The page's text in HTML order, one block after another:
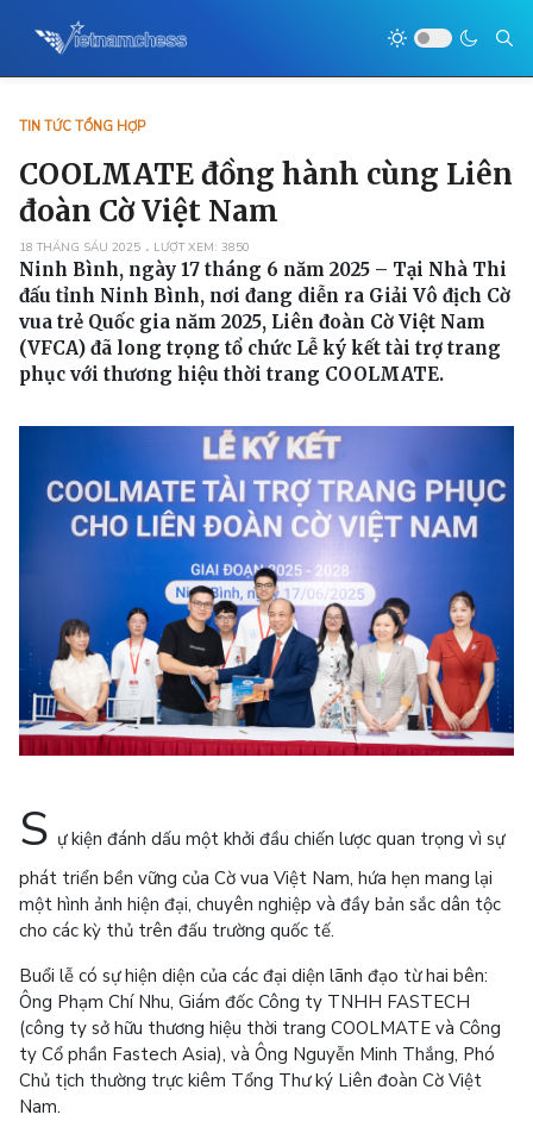
TIN TỨC TỔNG HỢP
COOLMATE đồng hành cùng Liên
đoàn Cờ Việt Nam
18 THÁNG SÁU 2025 LƯỢT XEM: 3850
Ninh Bình, ngày 17 tháng 6 năm 2025 – Tại Nhà Thi
đấu tỉnh Ninh Bình, nơi đang diễn ra Giải Vô địch Cờ
vua trẻ Quốc gia năm 2025, Liên đoàn Cờ Việt Nam
(VFCA) đã long trọng tổ chức Lễ ký kết tài trợ trang
phục với thương hiệu thời trang COOLMATE.
S ự kiện đánh dấu một khởi đầu chiến lược quan trọng vì sự
phát triển bền vững của Cờ vua Việt Nam, hứa hẹn mang lại
một hình ảnh hiện đại, chuyên nghiệp và đầy bản sắc dân tộc
cho các kỳ thủ trên đấu trường quốc tế.
Buổi lễ có sự hiện diện của các đại diện lãnh đạo từ hai bên:
Ông Phạm Chí Nhu, Giám đốc Công ty TNHH FASTECH
(công ty sở hữu thương hiệu thời trang COOLMATE và Công
ty Cổ phần Fastech Asia), và Ông Nguyễn Minh Thắng, Phó
Chủ tịch thường trực kiêm Tổng Thư ký Liên đoàn Cờ Việt
Nam.